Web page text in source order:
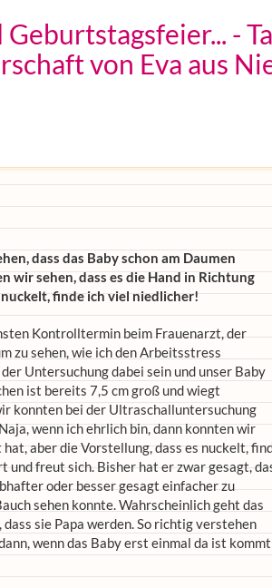
-
von Eva aus
dass das Baby schon am Daumen
wir sehen, dass es die Hand in Richtung
finde ich viel niedlicher!
Kontrolltermin beim Frauenarzt, der
zu sehen, wie ich den Arbeitsstress
Untersuchung dabei sein und unser Baby
ist bereits 7,5 cm groß und wiegt
konnten bei der Ultraschalluntersuchung
wenn ich ehrlich bin, dann konnten wir
aber die Vorstellung, dass es nuckelt,
freut sich. Bisher hat er zwar gesagt,
oder besser gesagt einfacher zu
sehen konnte. Wahrscheinlich geht das
sie Papa werden. So richtig verstehen
wenn das Baby erst einmal da ist kommt